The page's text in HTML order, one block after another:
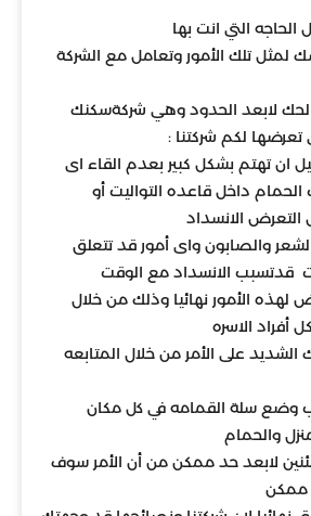
التي انت بها
لمثل تلك الأمور وتعامل مع الشركة
لابعد الحدود وهي شركةسكنك
تعرضها لكم شركتنا :
ان تهتم بشكل كبير بعدم القاء اى
داخل قاعده التواليت أو
التعرض الانسداد
والصابون واى أمور قد تتعلق
قدتسبب الانسداد مع الوقت
لهذه الأمور نهائيا وذلك من خلال
أفراد الاسره
على الأمر من خلال المتابعه
وضع سلة القمامه في كل مكان
والحمام
لابعد حد ممكن من أن الأمر سوف
ممكن